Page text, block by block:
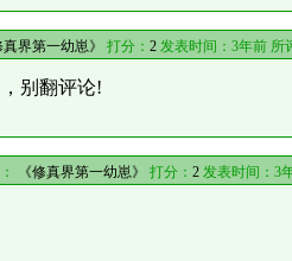
真界第一幼崽》 打分： 2 发表时间：3年前 所
别翻评论!
《修真界第一幼崽》 打分： 2 发表时间：3